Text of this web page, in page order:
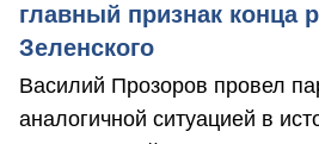
главный признак конца
Зеленского
Василий Прозоров провел
аналогичной ситуацией в